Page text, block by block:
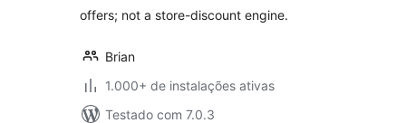
offers; not a store-discount engine.
Brian
1.000+ de instalações ativas
Testado com 7.0.3